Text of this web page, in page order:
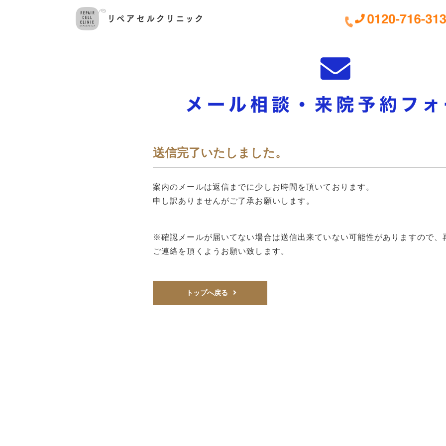
送信完了いたしました。
案内のメールは返信までに少しお時間を頂いております。
申し訳ありませんがご了承お願いします。
※確認メールが届いてない場合は送信出来ていない可能性がありますので、
ご連絡を頂くようお願い致します。
トップへ戻る